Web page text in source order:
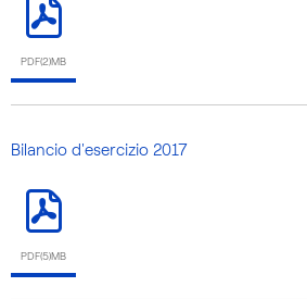
PDF(2)MB
Bilancio d'esercizio 2017
PDF(5)MB